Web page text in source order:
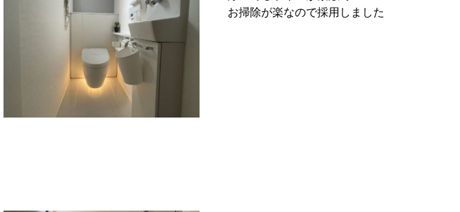
お掃除が楽なので採用しました